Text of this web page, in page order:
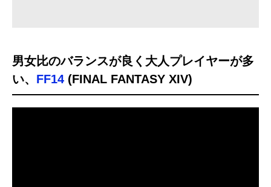
男女比のバランスが良く大人プレイヤーが多
い、 FF14 (FINAL FANTASY XIV)